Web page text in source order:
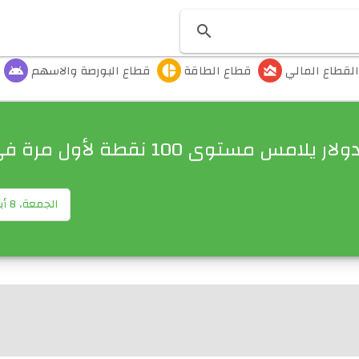

القطاع المالي area_chart قطاع الطاقة pie_chart قطاع البورصة والاسهم android
مستوى 100 نقطة لأول مرة في عامين
الجمعة، 8 أبريل 2022